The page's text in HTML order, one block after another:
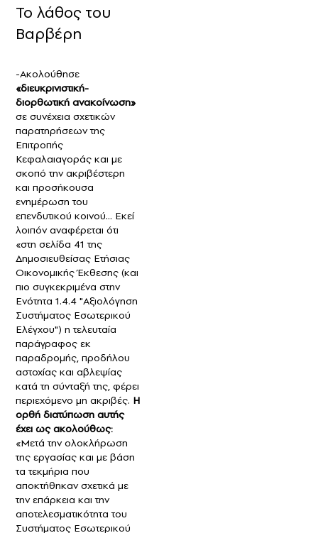
Το λάθος του
Βαρβέρη
-Ακολούθησε
«διευκρινιστική-
διορθωτική ανακοίνωση»
σε συνέχεια σχετικών
παρατηρήσεων της
Επιτροπής
Κεφαλαιαγοράς και με
σκοπό την ακριβέστερη
και προσήκουσα
ενημέρωση του
επενδυτικού κοινού… Εκεί
λοιπόν αναφέρεται ότι
«στη σελίδα 41 της
Δημοσιευθείσας Ετήσιας
Οικονομικής Έκθεσης (και
πιο συγκεκριμένα στην
Ενότητα 1.4.4 "Αξιολόγηση
Συστήματος Εσωτερικού
Ελέγχου") η τελευταία
παράγραφος εκ
παραδρομής, προδήλου
αστοχίας και αβλεψίας
κατά τη σύνταξή της, φέρει
περιεχόμενο μη ακριβές. Η
ορθή διατύπωση αυτής
έχει ως ακολούθως:
«Μετά την ολοκλήρωση
της εργασίας και με βάση
τα τεκμήρια που
αποκτήθηκαν σχετικά με
την επάρκεια και την
αποτελεσματικότητα του
Συστήματος Εσωτερικού